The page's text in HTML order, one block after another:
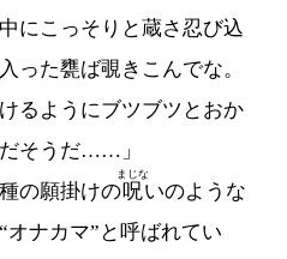
にこっそりと蔵さ忍び込
った甕ば覗きこんでな。
るようにブツブツとおか
そうだ……」
の願掛けの呪
まじな
いのような
オナカマ”と呼ばれてい